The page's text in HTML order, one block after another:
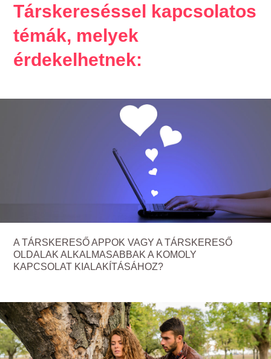
Társkereséssel kapcsolatos
témák, melyek
érdekelhetnek:
A TÁRSKERESŐ APPOK VAGY A TÁRSKERESŐ
OLDALAK ALKALMASABBAK A KOMOLY
KAPCSOLAT KIALAKÍTÁSÁHOZ?